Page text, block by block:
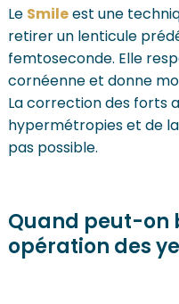
Le Smileest une
retirer un lenticule
femtoseconde. Elle
cornéenne et donne
La correction des forts
hypermétropies et de
pas possible.
Quand peut-on
opération des